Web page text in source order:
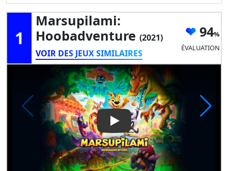
1
Marsupilami:
Hoobadventure (2021)
VOIR DES JEUX SIMILAIRES
94
ÉVALUATION
Play Video: Marsupilami: